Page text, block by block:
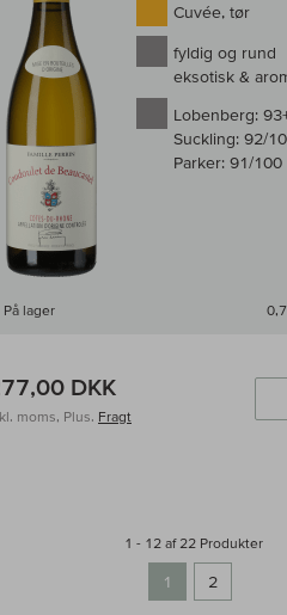
Cuvée, tør
fyldig og rund
eksotisk &
Lobenberg:
Suckling: 92/
Parker: 91/100
På lager
DKK
moms, Plus. Fragt
1 - 12 af 22 Produkter
1
2